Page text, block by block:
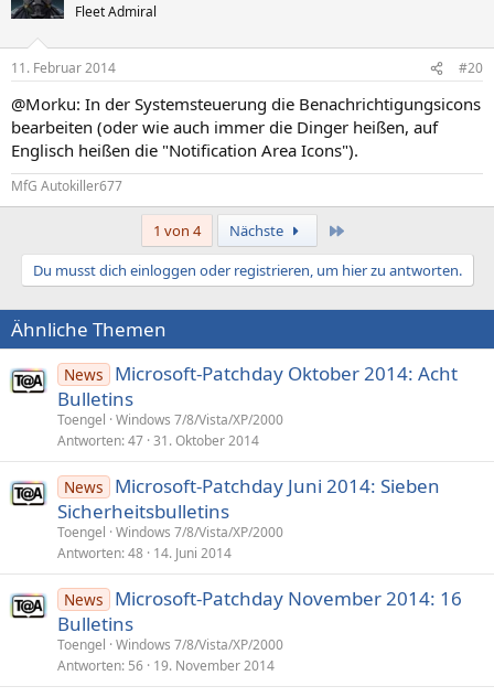
Fleet Admiral
11. Februar 2014 #20
@Morku: In der Systemsteuerung die Benachrichtigungsicons
bearbeiten (oder wie auch immer die Dinger heißen, auf
Englisch heißen die "Notification Area Icons").
MfG Autokiller677
1 von 4 Nächste
Du musst dich einloggen oder registrieren, um hier zu antworten.
Ähnliche Themen
News
Microsoft-Patchday Oktober 2014: Acht
Bulletins
Toengel Windows 7/8/Vista/XP/2000
Antworten 47 31. Oktober 2014
News
Microsoft-Patchday Juni 2014: Sieben
Sicherheitsbulletins
Toengel Windows 7/8/Vista/XP/2000
Antworten 48 14. Juni 2014
News
Microsoft-Patchday November 2014: 16
Bulletins
Toengel Windows 7/8/Vista/XP/2000
Antworten 56 19. November 2014